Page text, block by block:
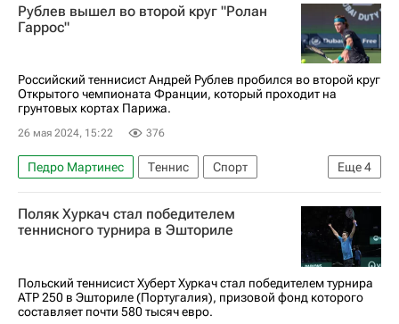
Рублев вышел во второй круг "Ролан
Гаррос"
Российский теннисист Андрей Рублев пробился во второй круг
Открытого чемпионата Франции, который проходит на
грунтовых кортах Парижа.
26 мая 2024, 15:22 376
Еще4
Педро Мартинес Теннис
Спорт
Франция
Андрей Рублев
Таро Даниэль
Ролан Гаррос
Поляк Хуркач стал победителем
теннисного турнира в Эшториле
Польский теннисист Хуберт Хуркач стал победителем турнира
ATP 250 в Эшториле (Португалия), призовой фонд которого
составляет почти 580 тысяч евро.